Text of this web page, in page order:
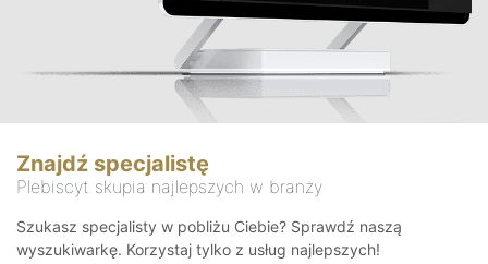
Znajdź specjalistę
Plebiscyt skupia najlepszych w branży
Szukasz specjalisty w pobliżu Ciebie? Sprawdź naszą
wyszukiwarkę. Korzystaj tylko z usług najlepszych!